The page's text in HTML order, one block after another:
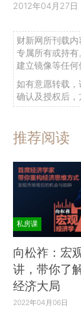
2012年04月27日
财新网所刊载
专属所有或持
建立镜像等任何
如有意愿转载
确认及授权后，
推荐阅读
私房课
向松祚：宏
讲，带你了
经济大局
2022年04月06日